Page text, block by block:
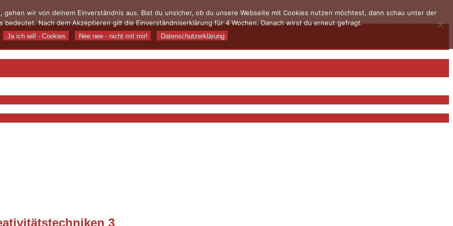
3
wir von deinem Einverständnis aus. Bist du unsicher, ob du unsere Webseite mit Cookies nutzen möchtest, dann schau unter der
bedeutet. Nach dem Akzeptieren gilt die Einverständniserklärung für 4 Wochen. Danach wirst du erneut gefragt.
Ja ich will - Cookies Nee nee - nicht mit mir! Datenschutzerklärung